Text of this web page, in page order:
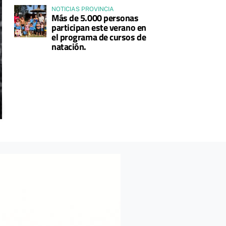
NOTICIAS PROVINCIA
Más de 5.000 personas
participan este verano en
el programa de cursos de
natación.